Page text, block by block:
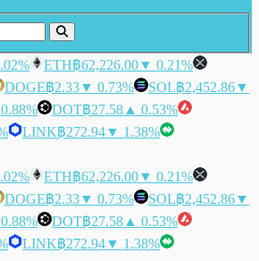
ETH฿62,226.00▼ 0.21%
DOGE฿2.33▼ 0.73% SOL฿2,452.86▼
DOT฿27.58 ▲ 0.53%
LINK฿272.94▼ 1.38%
ETH฿62,226.00▼ 0.21%
DOGE฿2.33▼ 0.73% SOL฿2,452.86▼
DOT฿27.58 ▲ 0.53%
LINK฿272.94▼ 1.38%